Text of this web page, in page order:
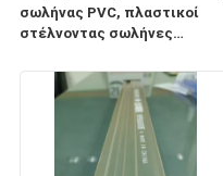
σωλήνας PVC, πλαστικοί
στέλνοντας σωλήνες